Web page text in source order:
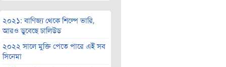
২০২১: বাণিজ্য থেকে শিল্পে ভারি,
আরও ডুবেছে ঢালিউড
২০২২ সালে মুক্তি পেতে পারে এই সব
সিনেমা